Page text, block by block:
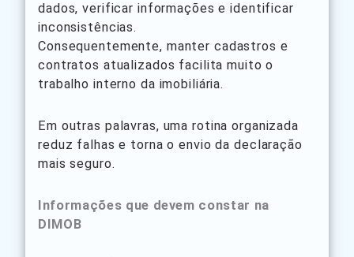
dados, verificar informações e identificar
inconsistências.
Consequentemente, manter cadastros e
contratos atualizados facilita muito o
trabalho interno da imobiliária.
Em outras palavras, uma rotina organizada
reduz falhas e torna o envio da declaração
mais seguro.
Informações que devem constar na
DIMOB